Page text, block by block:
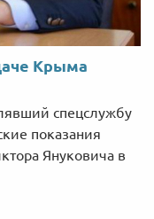
Крыма
спецслужбу
показания
Януковича в